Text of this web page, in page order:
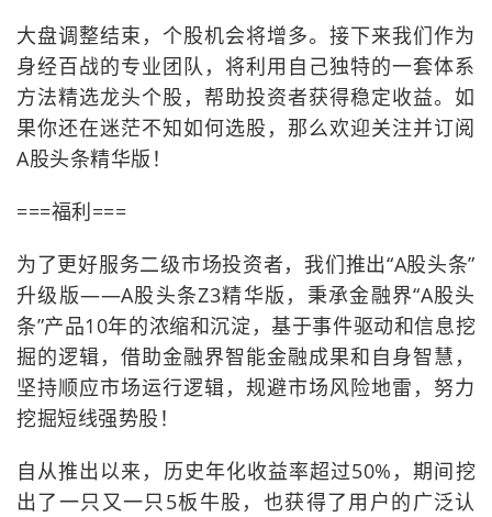
大盘调整结束，个股机会将增多。接下来我们作为
身经百战的专业团队，将利用自己独特的一套体系
方法精选龙头个股，帮助投资者获得稳定收益。如
果你还在迷茫不知如何选股，那么欢迎关注并订阅
A股头条精华版！
===福利===
为了更好服务二级市场投资者，我们推出“A股头条”
升级版——A股头条Z3精华版，秉承金融界“A股头
条”产品10年的浓缩和沉淀，基于事件驱动和信息挖
掘的逻辑，借助金融界智能金融成果和自身智慧，
坚持顺应市场运行逻辑，规避市场风险地雷，努力
挖掘短线强势股！
自从推出以来，历史年化收益率超过50%，期间挖
出了一只又一只5板牛股，也获得了用户的广泛认